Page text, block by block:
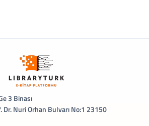
3 Binası
Dr. Nuri Orhan Bulvarı No:1 23150